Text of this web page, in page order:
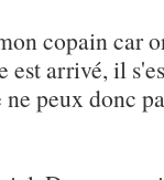
copain car
est arrivé, il
peux donc